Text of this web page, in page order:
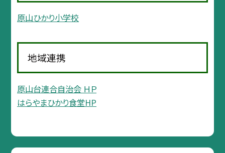
原山ひかり小学校
地域連携
原山台連合自治会 ＨＰ
はらやまひかり食堂HP